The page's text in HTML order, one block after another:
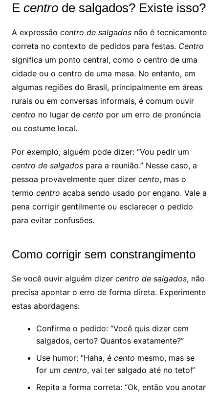
E centrode salgados? Existe isso?
A expressão centro de salgadosnão é tecnicamente
correta no contexto de pedidos para festas. Centro
significa um ponto central, como o centro de uma
cidade ou o centro de uma mesa. No entanto, em
algumas regiões do Brasil, principalmente em áreas
rurais ou em conversas informais, é comum ouvir
centro no lugar de cento por um erro de pronúncia
ou costume local.
Por exemplo, alguém pode dizer: “Vou pedir um
centro de salgadospara a reunião.” Nesse caso, a
pessoa provavelmente quer dizer cento, mas o
termo centro acaba sendo usado por engano. Vale a
pena corrigir gentilmente ou esclarecer o pedido
para evitar confusões.
Como corrigir sem constrangimento
Se você ouvir alguém dizer centro de salgados, não
precisa apontar o erro de forma direta. Experimente
estas abordagens:
Confirme o pedido: “Você quis dizer cem
salgados, certo? Quantos exatamente?”
Use humor: “Haha, é cento mesmo, mas se
for um centro, vai ter salgado até no teto!”
Repita a forma correta: “Ok, então vou anotar